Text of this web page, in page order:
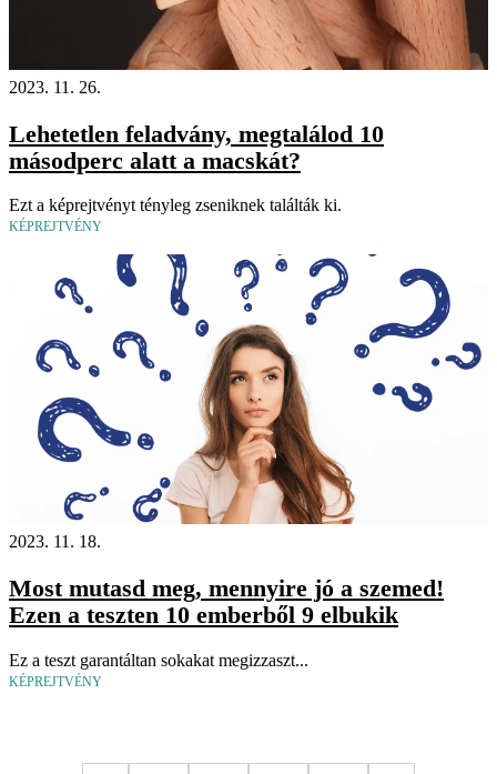
2023. 11. 26.
Lehetetlen feladvány, megtalálod 10
másodperc alatt a macskát?
Ezt a képrejtvényt tényleg zseniknek találták ki.
KÉPREJTVÉNY
2023. 11. 18.
Most mutasd meg, mennyire jó a szemed!
Ezen a teszten 10 emberből 9 elbukik
Ez a teszt garantáltan sokakat megizzaszt...
KÉPREJTVÉNY